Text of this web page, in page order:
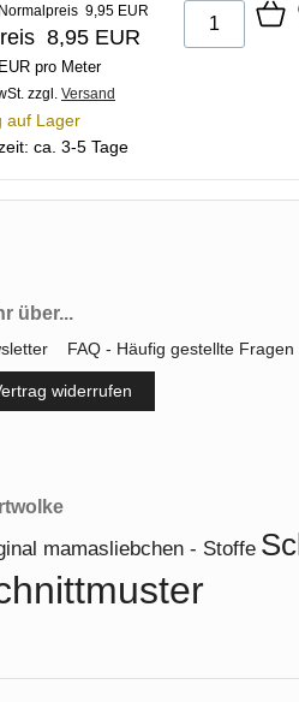
9,95 EUR
8,95 EUR
pro Meter
zzgl. Versand
auf Lager
ca. 3-5 Tage
über...
FAQ - Häufig gestellte Fragen
widerrufen
mamasliebchen - Stoffe